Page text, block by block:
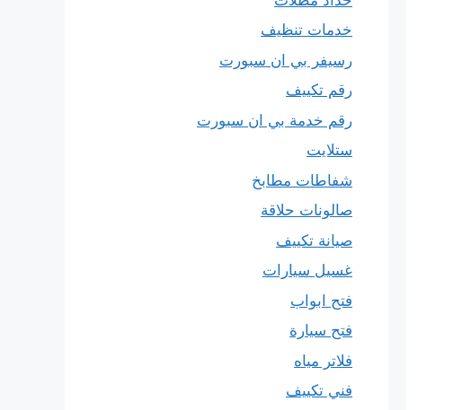
خدمات تنظيف
رسيفر بي ان سبورت
رقم تكييف
رقم خدمة بي ان سبورت
ستلايت
شفاطات مطابخ
صالونات حلاقة
صيانة تكييف
غسيل سيارات
فتح ابواب
فتح سيارة
فلاتر مياه
فني تكييف